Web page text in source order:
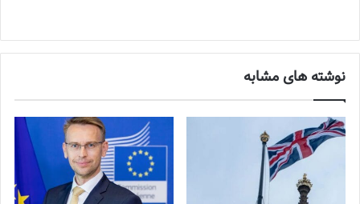
نوشته های مشابه